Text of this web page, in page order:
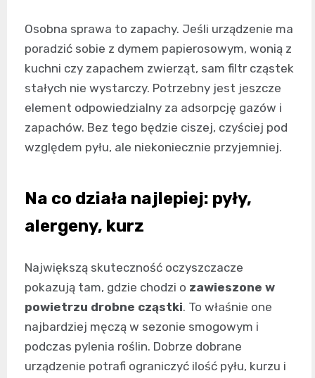
Osobna sprawa to zapachy. Jeśli urządzenie ma
poradzić sobie z dymem papierosowym, wonią z
kuchni czy zapachem zwierząt, sam filtr cząstek
stałych nie wystarczy. Potrzebny jest jeszcze
element odpowiedzialny za adsorpcję gazów i
zapachów. Bez tego będzie ciszej, czyściej pod
względem pyłu, ale niekoniecznie przyjemniej.
Na co działa najlepiej: pyły,
alergeny, kurz
Największą skuteczność oczyszczacze
pokazują tam, gdzie chodzi o zawieszone w
powietrzu drobne cząstki. To właśnie one
najbardziej męczą w sezonie smogowym i
podczas pylenia roślin. Dobrze dobrane
urządzenie potrafi ograniczyć ilość pyłu, kurzu i